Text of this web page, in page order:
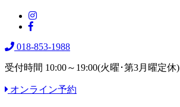
018-853-1988
受付時間 10:00～19:00(火曜･第3月曜定休)
オンライン予約